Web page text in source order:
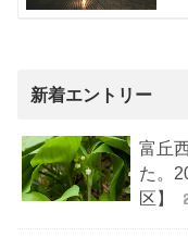
新着エントリー
富丘
た。
区】